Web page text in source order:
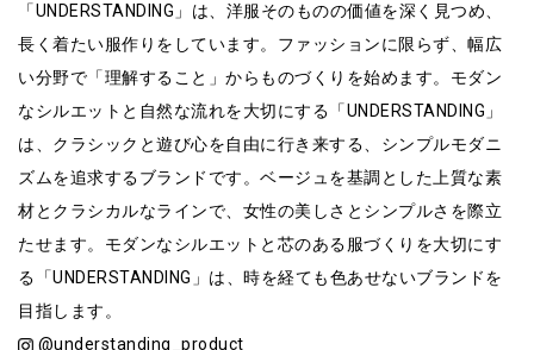
「UNDERSTANDING」は、洋服そのものの価値を深く見つめ、
長く着たい服作りをしています。ファッションに限らず、幅広
い分野で「理解すること」からものづくりを始めます。モダン
なシルエットと自然な流れを大切にする「UNDERSTANDING」
は、クラシックと遊び心を自由に行き来する、シンプルモダニ
ズムを追求するブランドです。ベージュを基調とした上質な素
材とクラシカルなラインで、女性の美しさとシンプルさを際立
たせます。モダンなシルエットと芯のある服づくりを大切にす
る「UNDERSTANDING」は、時を経ても色あせないブランドを
目指します。
@understanding_product